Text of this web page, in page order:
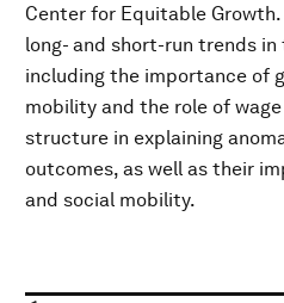
Center for Equitable
long- and short-run trends
including the importance of
mobility and the role of
structure in explaining
outcomes, as well as their
and social mobility.